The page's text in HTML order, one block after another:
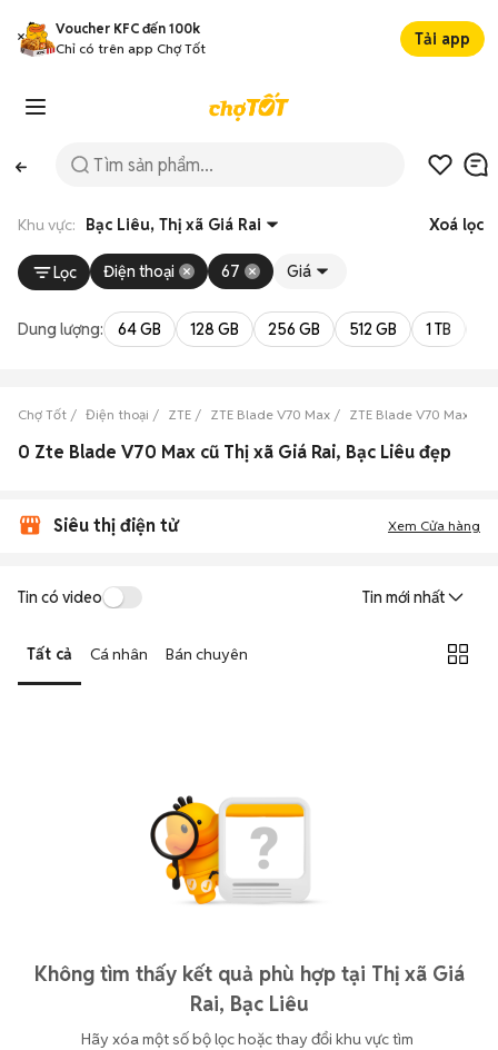
Voucher KFC đến 100k
Chỉ có trên app Chợ Tốt
Tải app
Khu vực: Bạc Liêu, Thị xã Giá Rai Xoá lọc
Lọc Điện thoại 67 Giá
Dung lượng: 64 GB 128 GB 256 GB 512 GB 1 TB
Chợ Tốt Điện thoại ZTE ZTE Blade V70 Max ZTE Blade V70 Max Bạc
0 Zte Blade V70 Max cũ Thị xã Giá Rai, Bạc Liêu đẹp
Siêu thị điện tử Xem Cửa hàng
Tin có video Tin mới nhất
Tất cả Cá nhân Bán chuyên
Không tìm thấy kết quả phù hợp tại Thị xã Giá
Rai, Bạc Liêu
Hãy xóa một số bộ lọc hoặc thay đổi khu vực tìm